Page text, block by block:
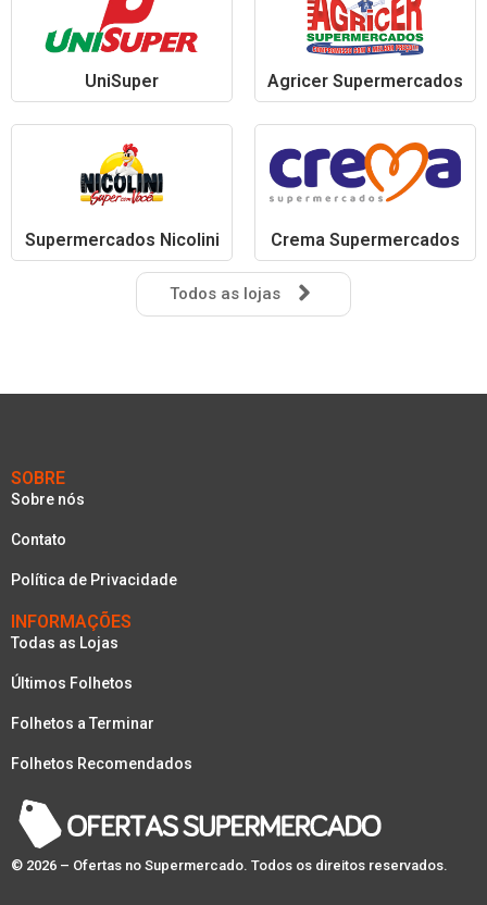
UniSuper Agricer Supermercados
Supermercados Nicolini Crema Supermercados
Todos as lojas
© 2026 – Ofertas no Supermercado. Todos os direitos reservados.
SOBRE
Sobre nós
Contato
Política de Privacidade
INFORMAÇÕES
Todas as Lojas
Últimos Folhetos
Folhetos a Terminar
Folhetos Recomendados